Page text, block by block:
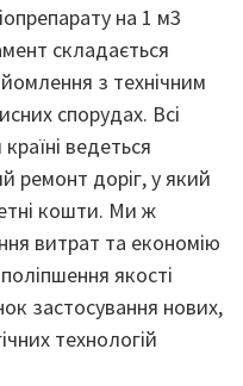
на 1 м3
складається
з технічним
спорудах. Всі
ведеться
ремонт доріг, у який
кошти. Ми ж
витрат та економію
якості
застосування нових,
технологій